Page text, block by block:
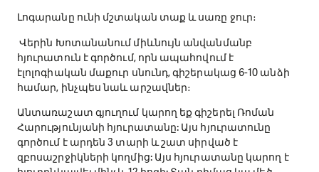
Լոգարանը ունի մշտական տաք և սառը ջուր։